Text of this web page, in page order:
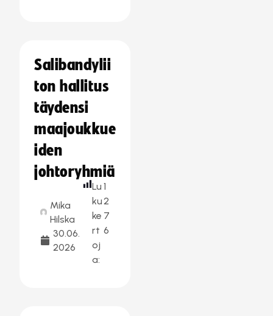
Salibandylii
ton hallitus
täydensi
maajoukkue
iden
johtoryhmiä
Mika
Hilska
30.06.
2026
Lu
ku
ke
rt
oj
a:
1
2
7
6